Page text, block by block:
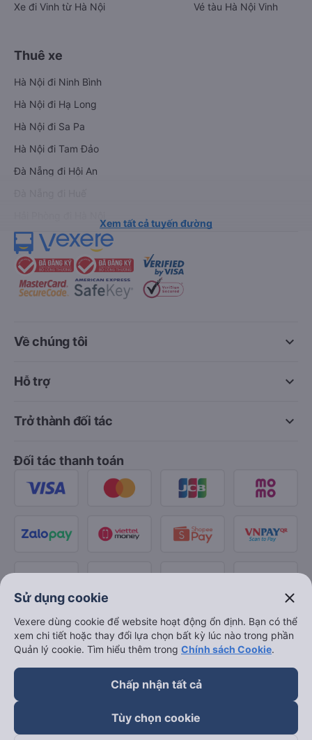
Xe đi Vinh từ Hà Nội
Vé tàu Hà Nội Vinh
Thuê xe
Hà Nội đi Ninh Bình
Hà Nội đi Hạ Long
Hà Nội đi Sa Pa
Hà Nội đi Tam Đảo
Đà Nẵng đi Hội An
Xem tất cả tuyến đường
keyboard_arrow_down
Về chúng tôi
keyboard_arrow_down
Hỗ trợ
keyboard_arrow_down
Trở thành đối tác
Đối tác thanh toán
Sử dụng cookie close
Vexere dùng cookie để website hoạt động ổn định. Bạn có thể
xem chi tiết hoặc thay đổi lựa chọn bất kỳ lúc nào trong phần
Quản lý cookie. Tìm hiểu thêm trong Chính sách Cookie.
Chấp nhận tất cả
Tùy chọn cookie